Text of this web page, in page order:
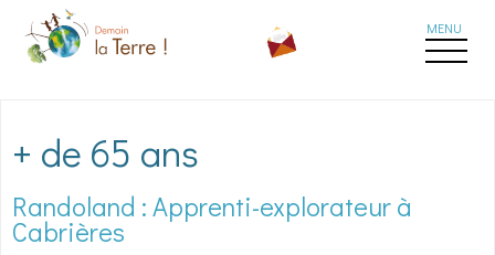
Aller au contenu principal
+ de 65 ans
Randoland : Apprenti-explorateur à
Cabrières